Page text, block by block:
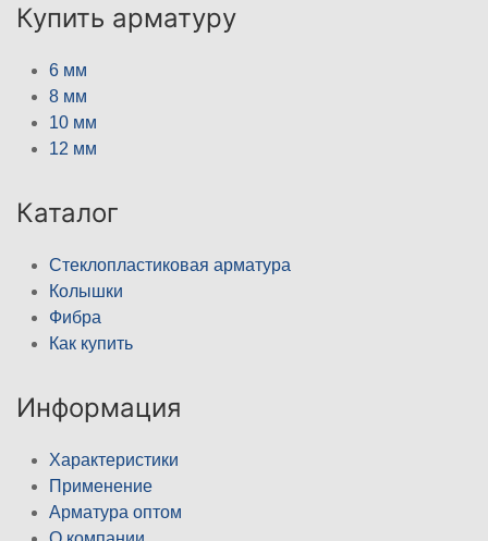
Купить арматуру
6 мм
8 мм
10 мм
12 мм
Каталог
Стеклопластиковая арматура
Колышки
Фибра
Как купить
Информация
Характеристики
Применение
Арматура оптом